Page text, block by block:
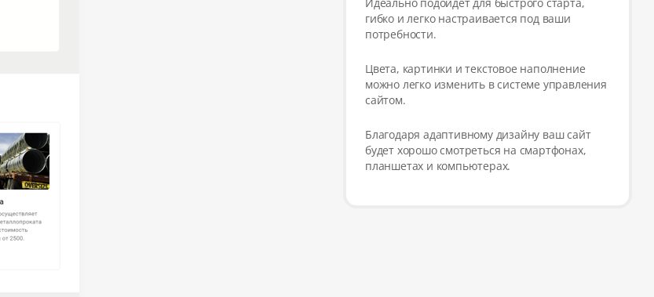
гибко и легко настраивается под ваши
потребности.
Цвета, картинки и текстовое наполнение
можно легко изменить в системе управления
сайтом.
Благодаря адаптивному дизайну ваш сайт
будет хорошо смотреться на смартфонах,
планшетах и компьютерах.